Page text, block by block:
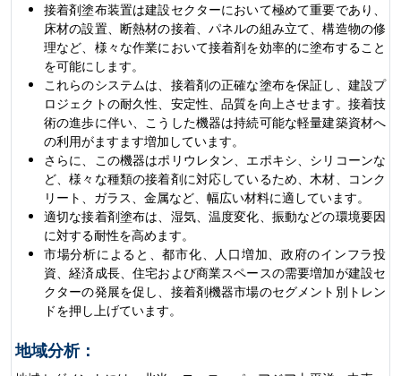
接着剤塗布装置は建設セクターにおいて極めて重要であり、
床材の設置、断熱材の接着、パネルの組み立て、構造物の修
理など、様々な作業において接着剤を効率的に塗布すること
を可能にします。
これらのシステムは、接着剤の正確な塗布を保証し、建設プ
ロジェクトの耐久性、安定性、品質を向上させます。接着技
術の進歩に伴い、こうした機器は持続可能な軽量建築資材へ
の利用がますます増加しています。
さらに、この機器はポリウレタン、エポキシ、シリコーンな
ど、様々な種類の接着剤に対応しているため、木材、コンク
リート、ガラス、金属など、幅広い材料に適しています。
適切な接着剤塗布は、湿気、温度変化、振動などの環境要因
に対する耐性を高めます。
市場分析によると、都市化、人口増加、政府のインフラ投
資、経済成長、住宅および商業スペースの需要増加が建設セ
クターの発展を促し、接着剤機器市場のセグメント別トレン
ドを押し上げています。
地域分析：